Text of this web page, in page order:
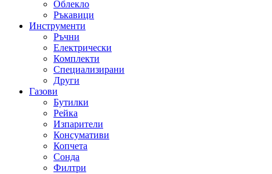
Облекло
Ръкавици
Инструменти
Ръчни
Електрически
Комплекти
Специализирани
Други
Газови
Бутилки
Рейка
Изпарители
Консумативи
Копчета
Сонда
Филтри